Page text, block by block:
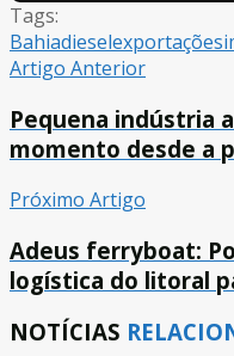
Tags:
Bahiadieselexportações
Artigo Anterior
Pequena indústria
momento desde a
Próximo Artigo
Adeus ferryboat:
logística do litoral
NOTÍCIAS